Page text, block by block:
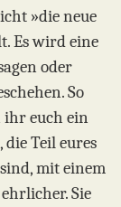
»die neue
Es wird eine
oder
So
ihr euch ein
Teil eures
mit einem
Sie